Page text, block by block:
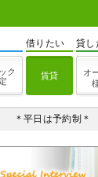
ク
借りたい
賃貸
貸し
オ
＊平日は予約制＊